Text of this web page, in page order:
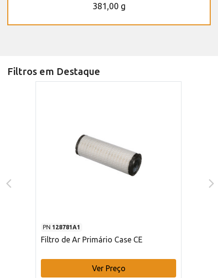
381,00 g
Filtros em Destaque
PN 128781A1
Filtro de Ar Primário Case CE
Ver Preço